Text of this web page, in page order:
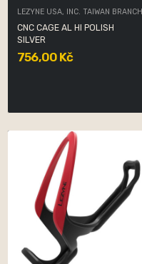
LEZYNE USA, INC. TAIWAN BRANCH
CNC CAGE AL HI POLISH
SILVER
756,00 Kč